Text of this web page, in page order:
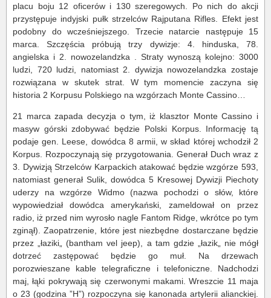
placu boju 12 oficerów i 130 szeregowych. Po nich do akcji
przystępuje indyjski pułk strzelców Rajputana Rifles. Efekt jest
podobny do wcześniejszego. Trzecie natarcie następuje 15
marca. Szczęścia próbują trzy dywizje: 4. hinduska, 78.
angielska i 2. nowozelandzka . Straty wynoszą kolejno: 3000
ludzi, 720 ludzi, natomiast 2. dywizja nowozelandzka zostaje
rozwiązana w skutek strat. W tym momencie zaczyna się
historia 2 Korpusu Polskiego na wzgórzach Monte Cassino…
21 marca zapada decyzja o tym, iż klasztor Monte Cassino i
masyw górski zdobywać będzie Polski Korpus. Informację tą
podaje gen. Leese, dowódca 8 armii, w skład której wchodził 2
Korpus. Rozpoczynają się przygotowania. Generał Duch wraz z
3. Dywizją Strzelców Karpackich atakować będzie wzgórze 593,
natomiast generał Sulik, dowódca 5 Kresowej Dywizji Piechoty
uderzy na wzgórze Widmo (nazwa pochodzi o słów, które
wypowiedział dowódca amerykański, zameldował on przez
radio, iż przed nim wyrosło nagle Fantom Ridge, wkrótce po tym
zginął). Zaopatrzenie, które jest niezbędne dostarczane będzie
przez „łaziki„ (bantham vel jeep), a tam gdzie „łazik„ nie mógł
dotrzeć zastępować będzie go muł. Na drzewach
porozwieszane kable telegraficzne i telefoniczne. Nadchodzi
maj, łąki pokrywają się czerwonymi makami. Wreszcie 11 maja
o 23 (godzina ”H”) rozpoczyna się kanonada artylerii alianckiej.